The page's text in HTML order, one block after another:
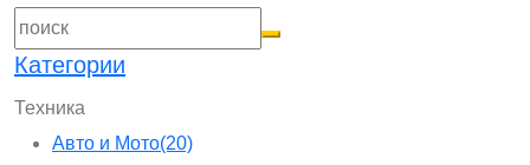
Категории
Техника
Авто и Мото(20)